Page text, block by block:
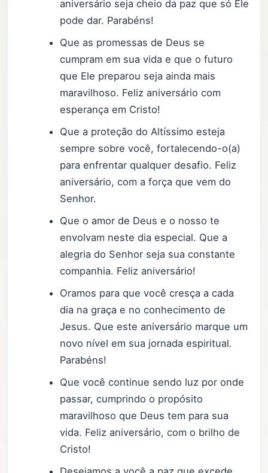
aniversário seja cheio da paz que só Ele
pode dar. Parabéns!
Que as promessas de Deus se
cumpram em sua vida e que o futuro
que Ele preparou seja ainda mais
maravilhoso. Feliz aniversário com
esperança em Cristo!
Que a proteção do Altíssimo esteja
sempre sobre você, fortalecendo-o(a)
para enfrentar qualquer desafio. Feliz
aniversário, com a força que vem do
Senhor.
Que o amor de Deus e o nosso te
envolvam neste dia especial. Que a
alegria do Senhor seja sua constante
companhia. Feliz aniversário!
Oramos para que você cresça a cada
dia na graça e no conhecimento de
Jesus. Que este aniversário marque um
novo nível em sua jornada espiritual.
Parabéns!
Que você continue sendo luz por onde
passar, cumprindo o propósito
maravilhoso que Deus tem para sua
vida. Feliz aniversário, com o brilho de
Cristo!